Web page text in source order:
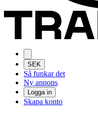
SEK
Så funkar det
Ny annons
Logga in
Skapa konto